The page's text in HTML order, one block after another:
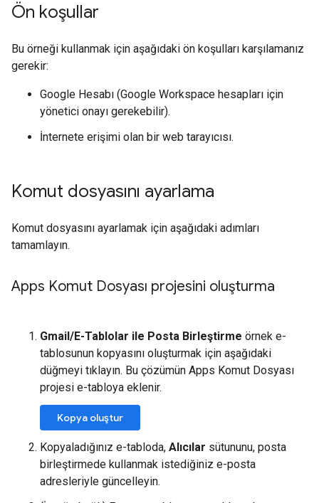
Ön koşullar
Bu örneği kullanmak için aşağıdaki ön koşulları karşılamanız
gerekir:
Google Hesabı (Google Workspace hesapları için
yönetici onayı gerekebilir).
İnternete erişimi olan bir web tarayıcısı.
Komut dosyasını ayarlama
Komut dosyasını ayarlamak için aşağıdaki adımları
tamamlayın.
Apps Komut Dosyası projesini oluşturma
Gmail/E-Tablolar ile Posta Birleştirme örnek e-
tablosunun kopyasını oluşturmak için aşağıdaki
düğmeyi tıklayın. Bu çözümün Apps Komut Dosyası
projesi e-tabloya eklenir.
Kopya oluştur
Kopyaladığınız e-tabloda, Alıcılar sütununu, posta
birleştirmede kullanmak istediğiniz e-posta
adresleriyle güncelleyin.